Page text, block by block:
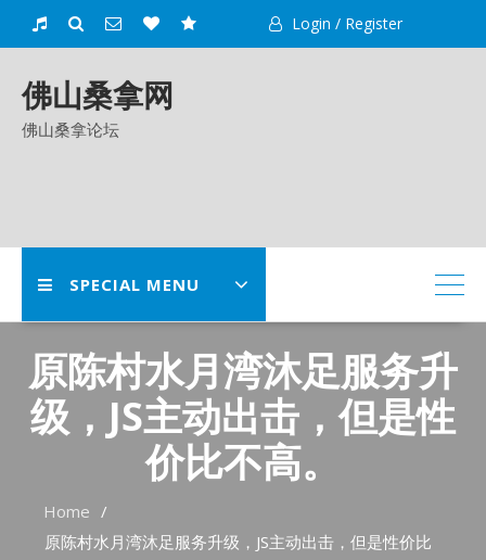
Login / Register
佛山桑拿网
佛山桑拿论坛
SPECIAL MENU
原陈村水月湾沐足服务升
级，JS主动出击，但是性
价比不高。
Home
原陈村水月湾沐足服务升级，JS主动出击，但是性价比